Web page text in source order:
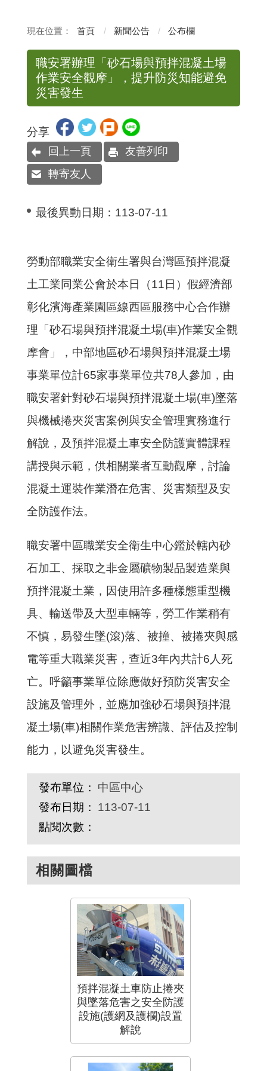
首頁 新聞公告 公布欄
職安署辦理「砂石場與預拌混凝土場
作業安全觀摩」，提升防災知能避免
災害發生
分享
回上一頁
友善列印
轉寄友人
最後異動日期： 113-07-11
勞動部職業安全衛生署與台灣區預拌混凝
土工業同業公會於本日（11日）假經濟部
彰化濱海產業園區線西區服務中心合作辦
理「砂石場與預拌混凝土場(車)作業安全觀
摩會」，中部地區砂石場與預拌混凝土場
事業單位計65家事業單位共78人參加，由
職安署針對砂石場與預拌混凝土場(車)墜落
與機械捲夾災害案例與安全管理實務進行
解說，及預拌混凝土車安全防護實體課程
講授與示範，供相關業者互動觀摩，討論
混凝土運裝作業潛在危害、災害類型及安
全防護作法。
職安署中區職業安全衛生中心鑑於轄內砂
石加工、採取之非金屬礦物製品製造業與
預拌混凝土業，因使用許多種樣態重型機
具、輸送帶及大型車輛等，勞工作業稍有
不慎，易發生墜(滾)落、被撞、被捲夾與感
電等重大職業災害，查近3年內共計6人死
亡。呼籲事業單位除應做好預防災害安全
設施及管理外，並應加強砂石場與預拌混
凝土場(車)相關作業危害辨識、評估及控制
能力，以避免災害發生。
發布單位：
中區中心
發布日期：
113-07-11
點閱次數：
相關圖檔
預拌混凝土車防止捲夾
與墜落危害之安全防護
設施(護網及護欄)設置
解說